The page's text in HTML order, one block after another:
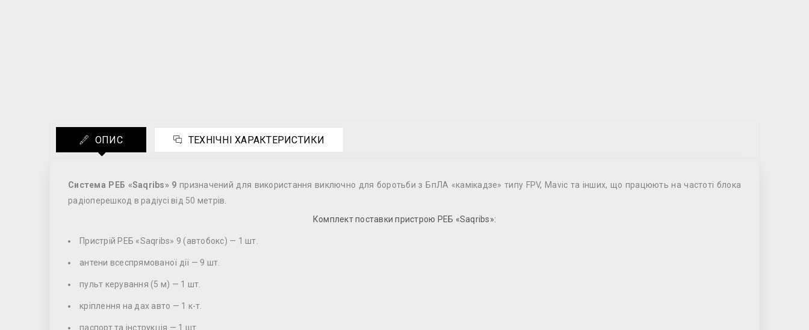
ОПИС ТЕХНІЧНІ ХАРАКТЕРИСТИКИ
Система РЕБ «Saqribs» 9 призначений для використання виключно для боротьби з БпЛА «камікадзе» типу FPV, Mavic та інших, що працюють на частоті блока
радіоперешкод в радіусі від 50 метрів.
Комплект поставки пристрою РЕБ «Saqribs»:
Пристрій РЕБ «Saqribs» 9 (автобокс) — 1 шт.
антени всеспрямованої дії — 9 шт.
пульт керування (5 м) — 1 шт.
кріплення на дах авто — 1 к-т.
паспорт та інструкція — 1 шт.